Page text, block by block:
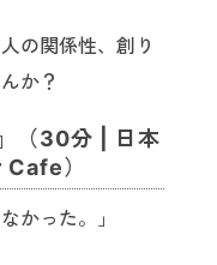
の関係性、創り
か？
（30分 | 日本
）
かった。」